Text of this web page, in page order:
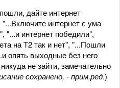
дайте интернет
интернет с ума
интернет победили",
на Т2 так и нет", "...Пошли
опять выходные без него
не зайти, замечательно
сохранено, - прим.ред.)